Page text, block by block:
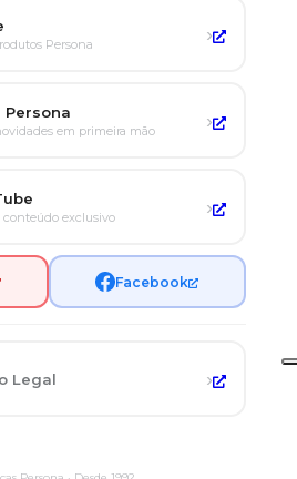
Persona ›
Persona
em primeira mão ›
conteúdo exclusivo ›
Facebook
Legal ›